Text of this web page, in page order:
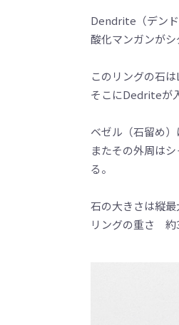
Dendrite（デンド
酸化マンガンがシ
このリングの石
そこにDedriteが
ベゼル（石留め）
またその外周は
る。
石の大きさは縦最
リングの重さ 約